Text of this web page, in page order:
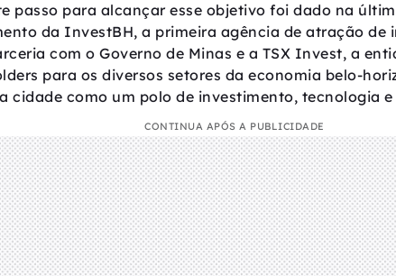
passo para alcançar esse objetivo foi dado na
da InvestBH, a primeira agência de atração de
com o Governo de Minas e a TSX Invest, a
para os diversos setores da economia belo-
cidade como um polo de investimento, tecnologia e
CONTINUA APÓS A PUBLICIDADE